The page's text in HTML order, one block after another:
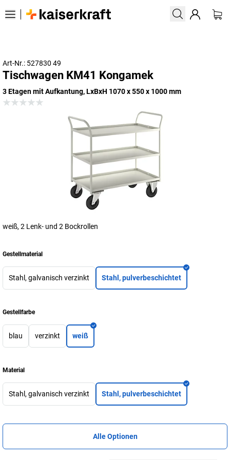
Art-Nr.: 527830 49
Tischwagen KM41 Kongamek
3 Etagen mit Aufkantung, LxBxH 1070 x 550 x 1000 mm
weiß, 2 Lenk- und 2 Bockrollen
Gestellmaterial
Stahl, galvanisch verzinkt Stahl, pulverbeschichtet
Gestellfarbe
blau verzinkt weiß
Material
Stahl, galvanisch verzinkt Stahl, pulverbeschichtet
Alle Optionen